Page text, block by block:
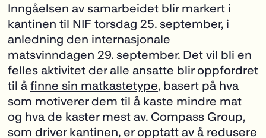
Inngåelsen av samarbeidet blir markert i
kantinen til NIF torsdag 25. september, i
anledning den internasjonale
matsvinndagen 29. september. Det vil bli en
felles aktivitet der alle ansatte blir oppfordret
til å finne sin matkastetype, basert på hva
som motiverer dem til å kaste mindre mat
og hva de kaster mest av. Compass Group,
som driver kantinen, er opptatt av å redusere